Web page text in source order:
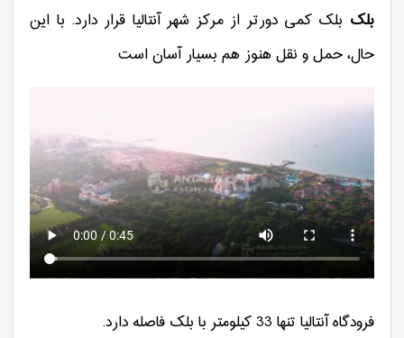
بلک بلک کمی دورتر از مرکز شهر آنتالیا قرار دارد. با این
حال، حمل و نقل هنوز هم بسیار آسان است
فرودگاه آنتالیا تنها 33 کیلومتر با بلک فاصله دارد.